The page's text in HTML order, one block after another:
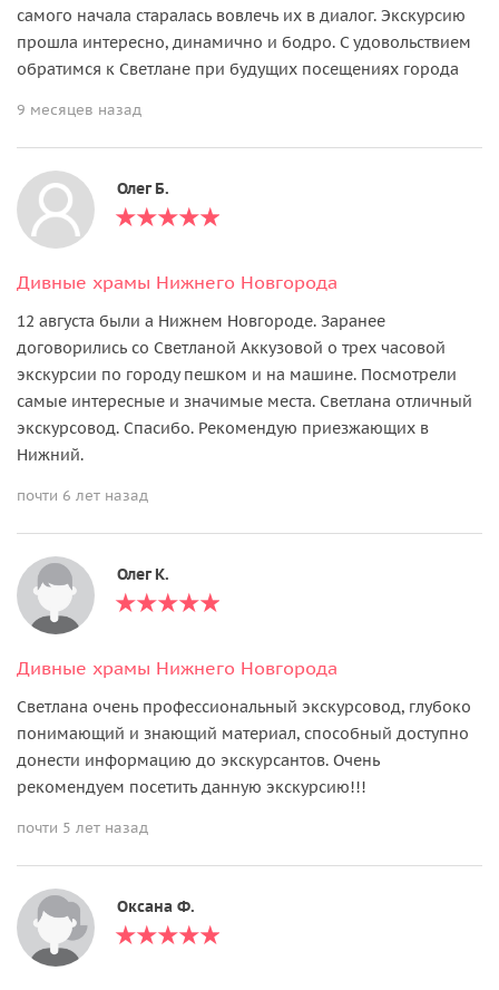
самого начала старалась вовлечь их в диалог. Экскурсию
прошла интересно, динамично и бодро. С удовольствием
обратимся к Светлане при будущих посещениях города
9 месяцев назад
Олег Б.
Дивные храмы Нижнего Новгорода
12 августа были а Нижнем Новгороде. Заранее
договорились со Светланой Аккузовой о трех часовой
экскурсии по городу пешком и на машине. Посмотрели
самые интересные и значимые места. Светлана отличный
экскурсовод. Спасибо. Рекомендую приезжающих в
Нижний.
почти 6 лет назад
Олег К.
Дивные храмы Нижнего Новгорода
Светлана очень профессиональный экскурсовод, глубоко
понимающий и знающий материал, способный доступно
донести информацию до экскурсантов. Очень
рекомендуем посетить данную экскурсию!!!
почти 5 лет назад
Оксана Ф.